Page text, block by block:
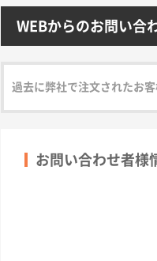
WEBからのお問い合
過去に弊社で注文されたお
お問い合わせ者様